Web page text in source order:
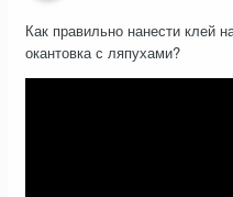
Как правильно нанести клей
окантовка с ляпухами?